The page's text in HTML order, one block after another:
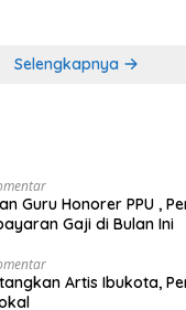
Selengkapnya
Guru Honorer PPU ,
Gaji di Bulan Ini
Artis Ibukota,